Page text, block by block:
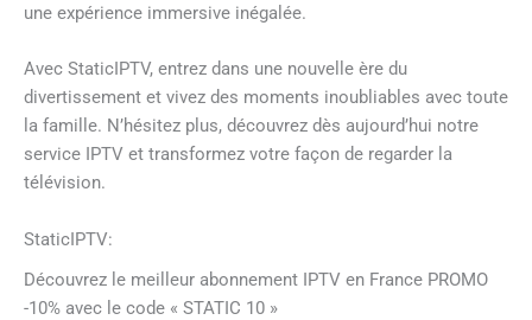
une expérience immersive inégalée.
Avec StaticIPTV, entrez dans une nouvelle ère du
divertissement et vivez des moments inoubliables avec toute
la famille. N’hésitez plus, découvrez dès aujourd’hui notre
service IPTV et transformez votre façon de regarder la
télévision.
StaticIPTV:
Découvrez le meilleur abonnement IPTV en France PROMO
-10% avec le code « STATIC 10 »